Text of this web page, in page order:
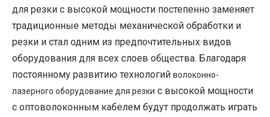
для резки с высокой мощности постепенно заменяет
традиционные методы механической обработки и
резки и стал одним из предпочтительных видов
оборудования для всех слоев общества. Благодаря
постоянному развитию технологий волоконно-
лазерного оборудование для резки с высокой мощности
с оптоволоконным кабелем будут продолжать играть